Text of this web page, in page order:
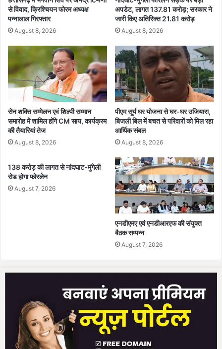
दू
र
हों
,
ग
वा
न
ष्णु
की
पू
जा
दि
ट
स
मे
3
ह
जा
र
रो
ड़
के
प्रो
क्ट
का
आ
से विवाद, क्रिश्चियन फोरम अध्यक्ष
पन्नालाल गिरफ्तार
August 8, 2026
अपडेट, लागत 137.81 करोड़; सरकार ने
जारी किए अतिरिक्त 21.81 करोड़
August 8, 2026
सेन शक्ति सम्मेलन एवं शिल्पी सम्मान
समारोह में शामिल होंगे CM साय, कार्यक्रम
की तैयारियां तेज
August 8, 2026
पीएम सूर्य घर योजना से घर-घर उजियारा,
बिजली बिल में बचत से परिवारों को मिल रहा
आर्थिक संबल
August 8, 2026
138 करोड़ की लागत से नांदघाट-मुंगेली
रोड होगा फोरलेन
August 7, 2026
एनडीएमए एवं एनडीआरएफ की संयुक्त
बैठक सम्पन्न
August 7, 2026